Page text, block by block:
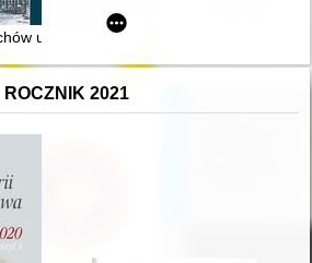
użyteczności publicznej doby
ROCZNIK 2021